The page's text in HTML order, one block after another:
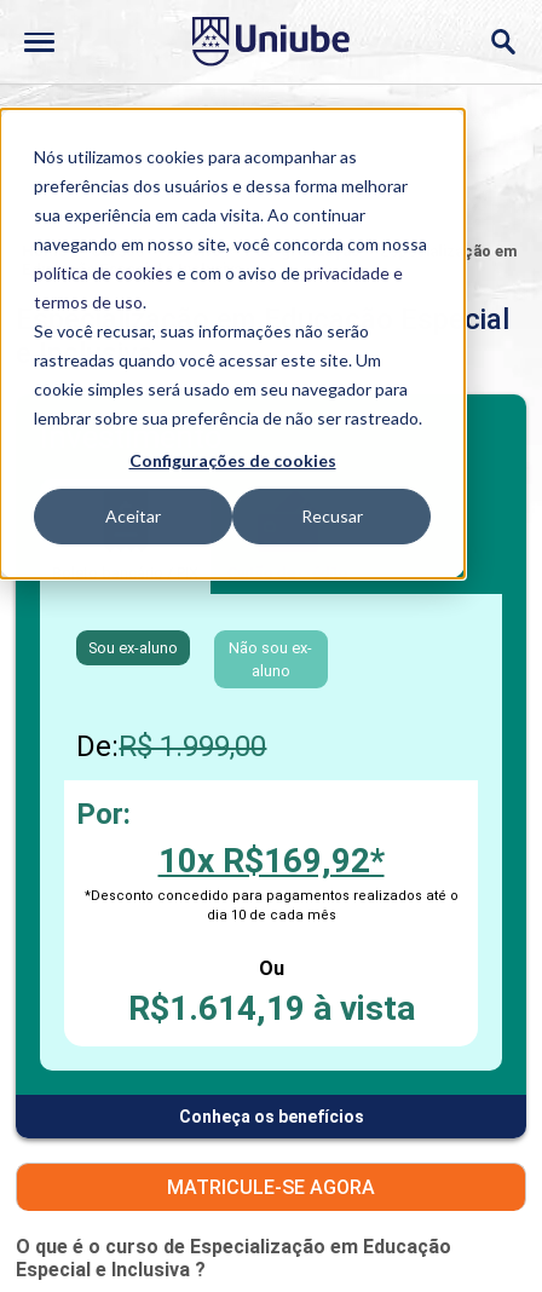
Nós utilizamos cookies para acompanhar as
preferências dos usuários e dessa forma melhorar
sua experiência em cada visita. Ao continuar
navegando em nosso site, você concorda com nossa
política de cookies e com o aviso deprivacidade e
termos de uso.
Se você recusar, suas informações não serão
rastreadas quando você acessar este site. Um
cookie simples será usado em seu navegador para
lembrar sobre sua preferência de não ser rastreado.
Configurações de cookies
Aceitar Recusar
Home > Cursos > Ao Vivo > Pós-graduação > Especialização em
Educação Especial e Inclusiva
Especialização em Educação Especial
e Inclusiva
Investimento
Boleto bancário / PIX Cartão de crédito
Sou ex-aluno
Não sou ex-
aluno
De:R$ 1.999,00
Por:
10x R$169,92*
*Desconto concedido para pagamentos realizados até o
dia 10 de cada mês
Ou
R$1.614,19 à vista
Conheça os benefícios
BENEFÍCIOS
Benefícios pós-graduação
MATRICULE-SE AGORA
O que é o curso de Especialização em Educação
Especial e Inclusiva ?